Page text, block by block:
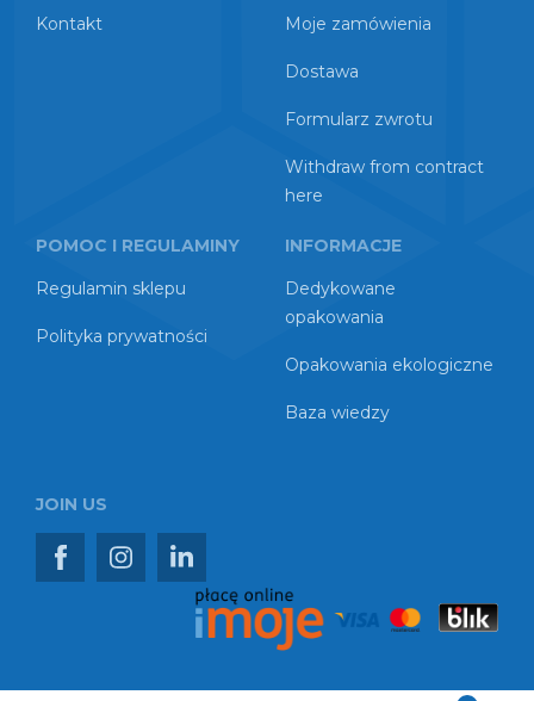
Kontakt Moje zamówienia
Dostawa
Formularz zwrotu
Withdraw from contract
here
POMOC I REGULAMINY
Regulamin sklepu
Polityka prywatności
INFORMACJE
Dedykowane
opakowania
Opakowania ekologiczne
Baza wiedzy
JOIN US